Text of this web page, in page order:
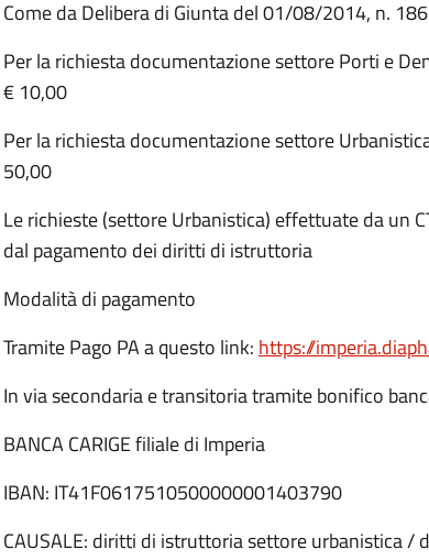
Come da Delibera di Giunta del 01/08/2014, n. 186
Per la richiesta documentazione settore Porti e
€ 10,00
Per la richiesta documentazione settore
50,00
Le richieste (settore Urbanistica) effettuate da un
dal pagamento dei diritti di istruttoria
Modalità di pagamento
Tramite Pago PA a questo link: https://
In via secondaria e transitoria tramite bonifico
BANCA CARIGE filiale di Imperia
IBAN: IT41F0617510500000001403790
CAUSALE: diritti di istruttoria settore urbanistica